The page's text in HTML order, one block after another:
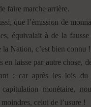
faire marche arrière.
que l’émission de
équivalait à de la
Nation, c’est bien connu !
en laisse par autre chose,
: car après les lois du
monétaire,
celui de l’usure !